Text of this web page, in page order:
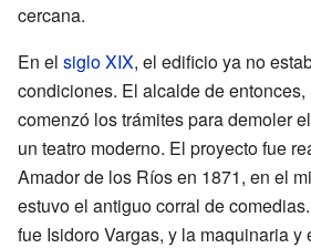
cercana.
En el siglo XIX, el edificio ya no
condiciones. El alcalde de
comenzó los trámites para demoler
un teatro moderno. El proyecto fue
Amador de los Ríos en 1871, en el
estuvo el antiguo corral de
fue Isidoro Vargas, y la maquinaria y